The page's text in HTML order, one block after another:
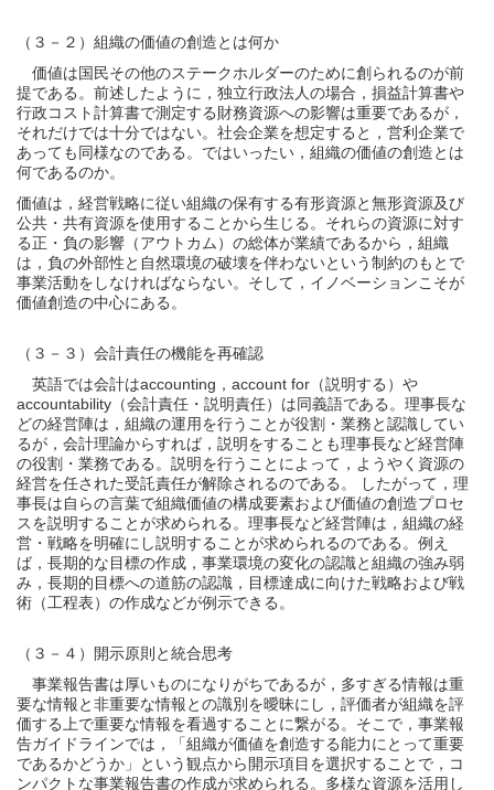
（３－２）組織の価値の創造とは何か
価値は国民その他のステークホルダーのために創られるのが前
提である。前述したように，独立行政法人の場合，損益計算書や
行政コスト計算書で測定する財務資源への影響は重要であるが，
それだけでは十分ではない。社会企業を想定すると，営利企業で
あっても同様なのである。ではいったい，組織の価値の創造とは
何であるのか。
価値は，経営戦略に従い組織の保有する有形資源と無形資源及び
公共・共有資源を使用することから生じる。それらの資源に対す
る正・負の影響（アウトカム）の総体が業績であるから，組織
は，負の外部性と自然環境の破壊を伴わないという制約のもとで
事業活動をしなければならない。そして，イノベーションこそが
価値創造の中心にある。
（３－３）会計責任の機能を再確認
英語では会計はaccounting，account for（説明する）や
accountability（会計責任・説明責任）は同義語である。理事長な
どの経営陣は，組織の運用を行うことが役割・業務と認識してい
るが，会計理論からすれば，説明をすることも理事長など経営陣
の役割・業務である。説明を行うことによって，ようやく資源の
経営を任された受託責任が解除されるのである。 したがって，理
事長は自らの言葉で組織価値の構成要素および価値の創造プロセ
スを説明することが求められる。理事長など経営陣は，組織の経
営・戦略を明確にし説明することが求められるのである。例え
ば，長期的な目標の作成，事業環境の変化の認識と組織の強み弱
み，長期的目標への道筋の認識，目標達成に向けた戦略および戦
術（工程表）の作成などが例示できる。
（３－４）開示原則と統合思考
事業報告書は厚いものになりがちであるが，多すぎる情報は重
要な情報と非重要な情報との識別を曖昧にし，評価者が組織を評
価する上で重要な情報を看過することに繋がる。そこで，事業報
告ガイドラインでは，「組織が価値を創造する能力にとって重要
であるかどうか」という観点から開示項目を選択することで，コ
ンパクトな事業報告書の作成が求められる。多様な資源を活用し